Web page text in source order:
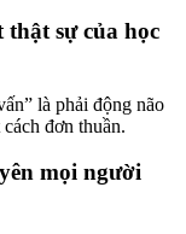
sự của học
là phải động não
đơn thuần.
mọi người